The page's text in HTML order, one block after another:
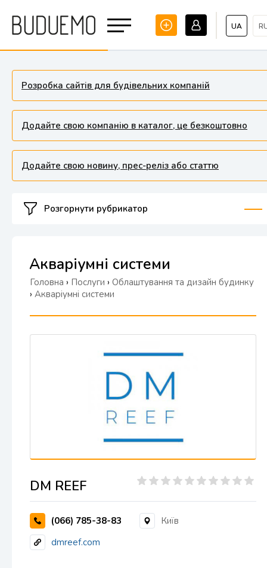
UA
Розробка сайтів для будівельних компаній
Додайте свою компанію в каталог, це безкоштовно
Додайте свою новину, прес-реліз або статтю
Розгорнути рубрикатор
Акваріумні системи
Головна › Послуги › Облаштування та дизайн будинку
› Акваріумні системи
DM REEF
(066) 785-38-83
Київ
dmreef.com